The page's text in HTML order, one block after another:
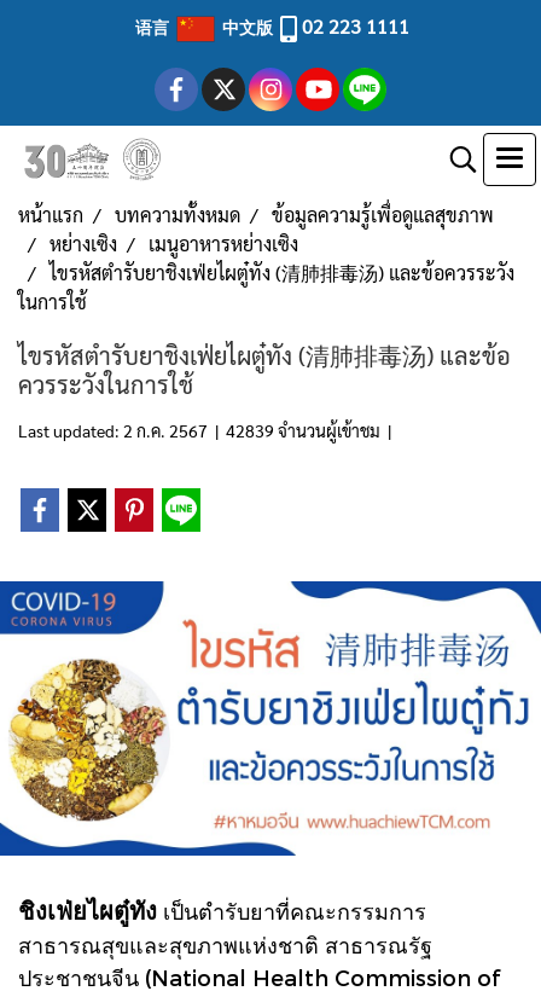
语言 中文版 02 223 1111
หน้าแรก บทความทั้งหมด
ข้อมูลความรู้เพื่อดูแลสุขภาพ
หย่างเซิง
เมนูอาหารหย่างเซิง
ไขรหัสตำรับยาชิงเฟ่ยไผตู๋ทัง (清肺排毒汤) และข้อควรระวัง
ในการใช้
ไขรหัสตำรับยาชิงเฟ่ยไผตู๋ทัง (清肺排毒汤) และข้อ
ควรระวังในการใช้
Last updated: 2 ก.ค. 2567 | 42839 จำนวนผู้เข้าชม |
ชิงเฟ่ยไผตู๋ทัง เป็นตำรับยาที่คณะกรรมการ
สาธารณสุขและสุขภาพแห่งชาติ สาธารณรัฐ
ประชาชนจีน (National Health Commission of